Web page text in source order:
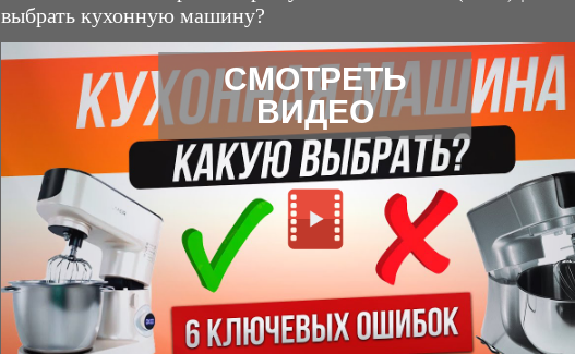
выбрать кухонную машину?
СМОТРЕТЬ
ВИДЕО